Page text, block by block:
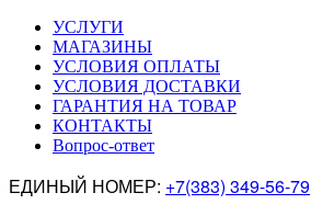
УСЛУГИ
МАГАЗИНЫ
УСЛОВИЯ ОПЛАТЫ
УСЛОВИЯ ДОСТАВКИ
ГАРАНТИЯ НА ТОВАР
КОНТАКТЫ
Вопрос-ответ
ЕДИНЫЙ НОМЕР: +7(383) 349-56-79